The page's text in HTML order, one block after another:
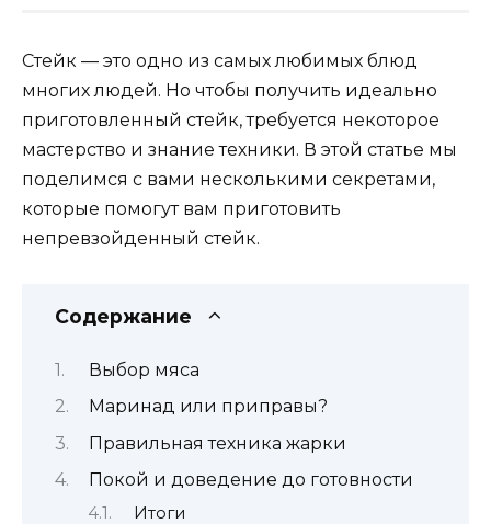
Стейк — это одно из самых любимых блюд
многих людей. Но чтобы получить идеально
приготовленный стейк, требуется некоторое
мастерство и знание техники. В этой статье мы
поделимся с вами несколькими секретами,
которые помогут вам приготовить
непревзойденный стейк.
Содержание
Выбор мяса
Маринад или приправы?
Правильная техника жарки
Покой и доведение до готовности
Итоги